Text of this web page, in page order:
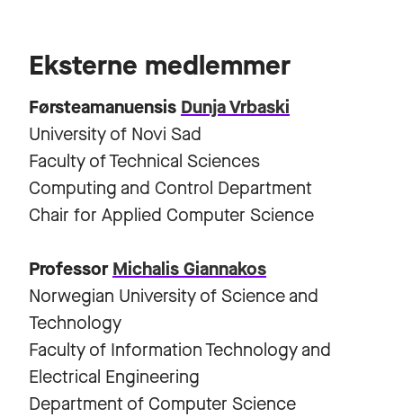
Eksterne medlemmer
Førsteamanuensis Dunja Vrbaski
University of Novi Sad
Faculty of Technical Sciences
Computing and Control Department
Chair for Applied Computer Science
ProfessorMichalis Giannakos
Norwegian University of Science and
Technology
Faculty of Information Technology and
Electrical Engineering
Department of Computer Science